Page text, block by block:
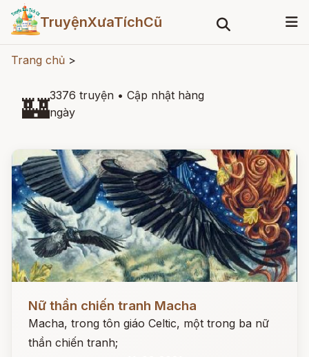
TruyệnXưaTíchCũ
Trang chủ >
🏰3376 truyện • Cập nhật hàng
ngày
Nữ thần chiến tranh Macha
Macha, trong tôn giáo Celtic, một trong ba nữ
thần chiến tranh;